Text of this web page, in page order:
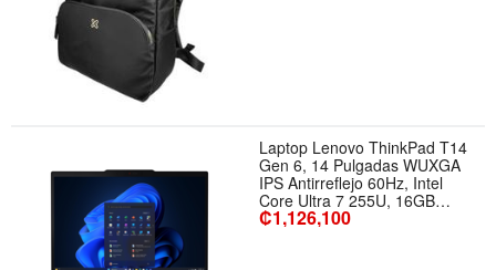
Laptop Lenovo ThinkPad T14
Gen 6, 14 Pulgadas WUXGA
IPS Antirreflejo 60Hz, Intel
Core Ultra 7 255U, 16GB
RAM, 1TB SSD, Intel
₡1,126,100